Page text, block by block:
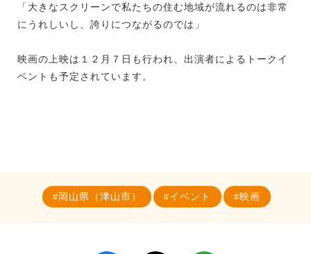
「大きなスクリーンで私たちの住む地域が流れるのは非常
にうれしいし、誇りにつながるのでは」
映画の上映は１２月７日も行われ、出演者によるトークイ
ベントも予定されています。
岡山県（津山市） イベント 映画